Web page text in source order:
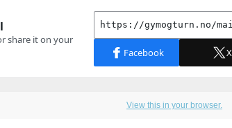
View this in your browser.